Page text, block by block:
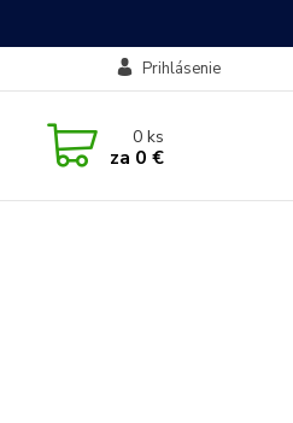
Prihlásenie
0ks
za 0 €